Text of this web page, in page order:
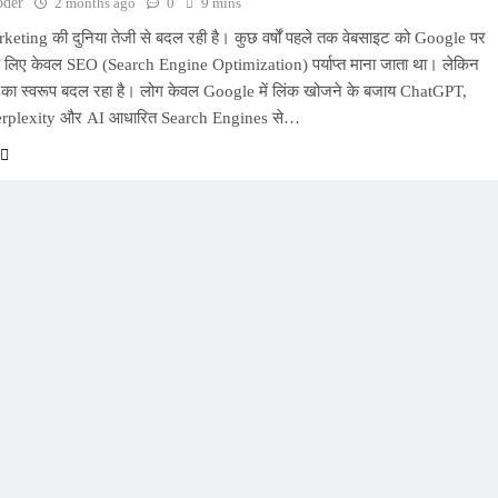
की दुनिया तेजी से बदल रही है। कुछ वर्षों पहले तक वेबसाइट को Google पर
केवल SEO (Search Engine Optimization) पर्याप्त माना जाता था। लेकिन
स्वरूप बदल रहा है। लोग केवल Google में लिंक खोजने के बजाय ChatGPT,
और AI आधारित Search Engines से…